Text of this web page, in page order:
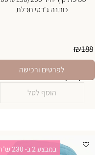
כותנה ג'רסי תכלת
₪188
₪169
יינתן בדף התשלום
לפרטים ורכישה
הוסף לסל
במבצע 2 ב- 230 ש"ח